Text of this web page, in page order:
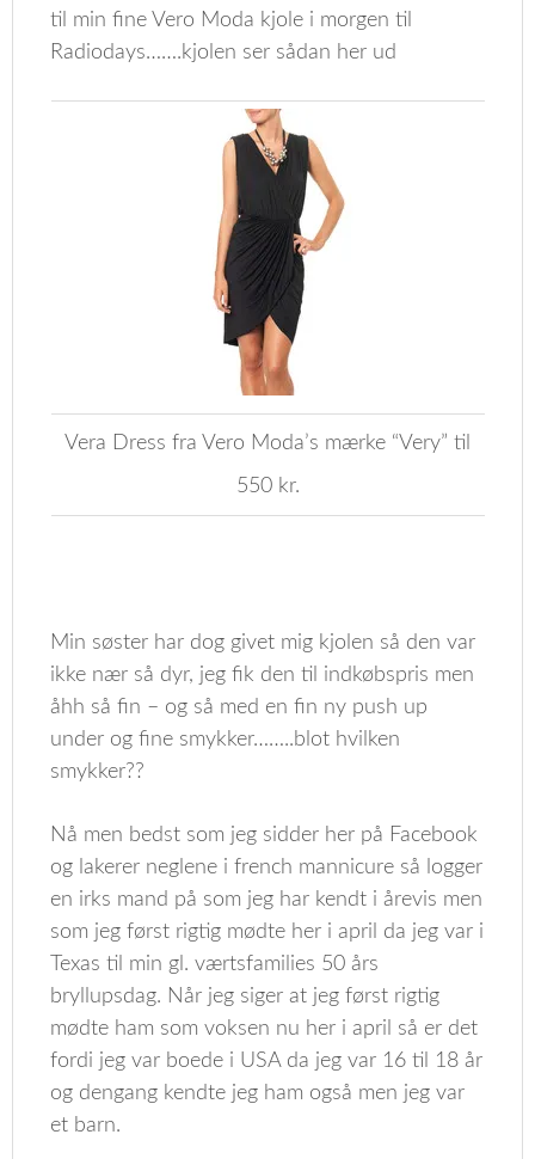
til min fine Vero Moda kjole i morgen til
Radiodays…….kjolen ser sådan her ud
Vera Dress fra Vero Moda’s mærke “Very” til
550 kr.
Min søster har dog givet mig kjolen så den var
ikke nær så dyr, jeg fik den til indkøbspris men
åhh så fin – og så med en fin ny push up
under og fine smykker……..blot hvilken
smykker??
Nå men bedst som jeg sidder her på Facebook
og lakerer neglene i french mannicure så logger
en irks mand på som jeg har kendt i årevis men
som jeg først rigtig mødte her i april da jeg var i
Texas til min gl. værtsfamilies 50 års
bryllupsdag. Når jeg siger at jeg først rigtig
mødte ham som voksen nu her i april så er det
fordi jeg var boede i USA da jeg var 16 til 18 år
og dengang kendte jeg ham også men jeg var
et barn.